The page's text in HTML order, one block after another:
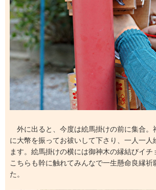
外に出ると、今度は絵馬掛けの前に集合。
に大幣を振ってお祓いして下さり、一人一人
ます。絵馬掛けの横には御神木の縁結びイチ
こちらも幹に触れてみんなで一生懸命良縁祈
た。